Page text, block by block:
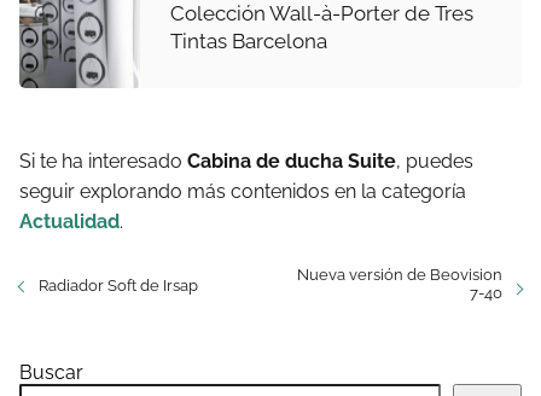
Colección Wall-à-Porter de Tres
Tintas Barcelona
Si te ha interesado Cabina de ducha Suite, puedes
seguir explorando más contenidos en la categoría
Actualidad.
Radiador Soft de Irsap
Nueva versión de Beovision
7-40
Buscar